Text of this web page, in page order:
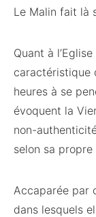
Le Malin fait là
Quant à
caractéristique
heures à se
évoquent la
non-
selon sa
Accaparée par
dans lesquels